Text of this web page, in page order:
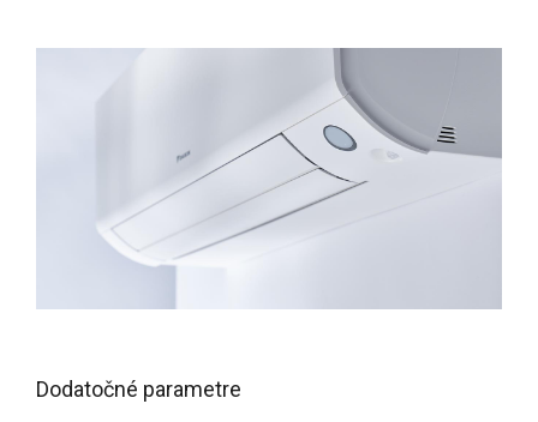
Dodatočné parametre